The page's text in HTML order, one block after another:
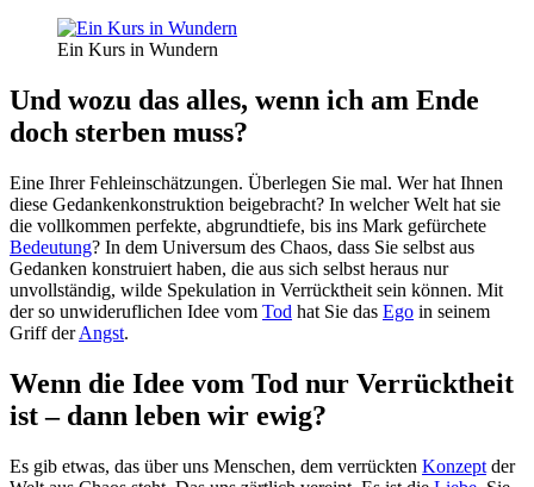
Ein Kurs in Wundern
Und wozu das alles, wenn ich am Ende
doch sterben muss?
Eine Ihrer Fehleinschätzungen. Überlegen Sie mal. Wer hat Ihnen
diese Gedankenkonstruktion beigebracht? In welcher Welt hat sie
die vollkommen perfekte, abgrundtiefe, bis ins Mark gefürchete
Bedeutung? In dem Universum des Chaos, dass Sie selbst aus
Gedanken konstruiert haben, die aus sich selbst heraus nur
unvollständig, wilde Spekulation in Verrücktheit sein können. Mit
der so unwideruflichen Idee vom Tod hat Sie das Ego in seinem
Griff derAngst.
Wenn die Idee vom Tod nur Verrücktheit
ist – dann leben wir ewig?
Es gib etwas, das über uns Menschen, dem verrückten Konzept der